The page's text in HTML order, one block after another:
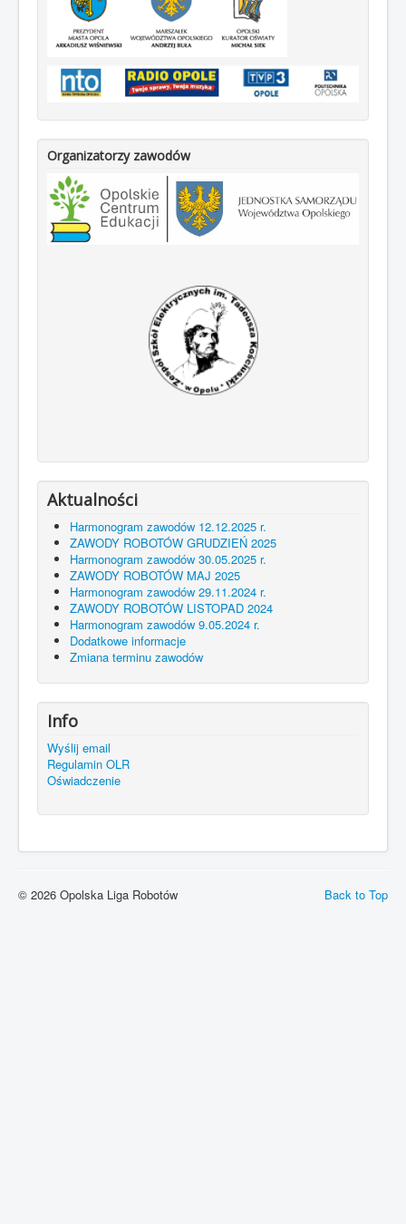
Organizatorzy zawodów
Aktualności
Harmonogram zawodów 12.12.2025 r.
ZAWODY ROBOTÓW GRUDZIEŃ 2025
Harmonogram zawodów 30.05.2025 r.
ZAWODY ROBOTÓW MAJ 2025
Harmonogram zawodów 29.11.2024 r.
ZAWODY ROBOTÓW LISTOPAD 2024
Harmonogram zawodów 9.05.2024 r.
Dodatkowe informacje
Zmiana terminu zawodów
Info
Wyślij email
Regulamin OLR
Oświadczenie
Back to Top
© 2026 Opolska Liga Robotów